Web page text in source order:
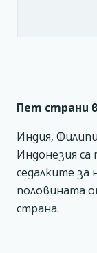
Пет страни в
Индия,
Индонезия
седалките за
половината
страна.